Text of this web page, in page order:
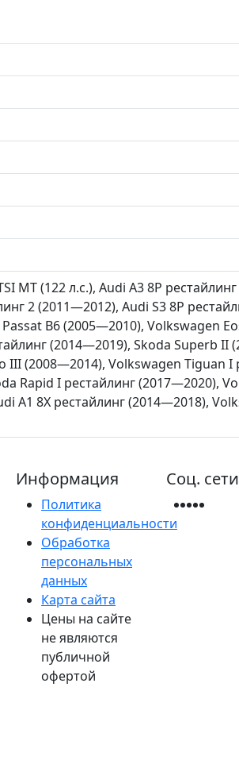
MT (122 л.с.), Audi A3 8P
2 (2011—2012), Audi S3 8P
B6 (2005—2010), Volkswagen
(2014—2019), Skoda Superb II
III (2008—2014), Volkswagen Tiguan I
Rapid I рестайлинг (2017—2020),
A1 8X рестайлинг (2014—2018),
Информация
Политика
конфиденциальности
Обработка
персональных
данных
Карта сайта
Цены на сайте
не являются
публичной
офертой
Соц. сети